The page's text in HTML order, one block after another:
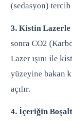
(sedasyon)
3. Kistin Lazerle
sonra CO2
Lazer ışını ile
yüzeyine bakan
açılır.
4. İçeriğin